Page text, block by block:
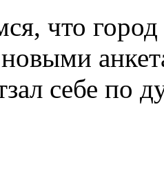
что
себе по